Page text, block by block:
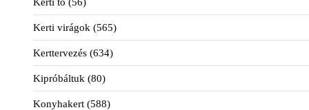
Kerti virágok (565)
Kerttervezés (634)
Kipróbáltuk (80)
Konyhakert (588)